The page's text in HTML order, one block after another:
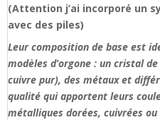
(Attention j’ai incorporé un
avec des piles)
Leur composition de base est
modèles d’orgone : un cristal
cuivre pur), des métaux et
qualité qui apportent leurs
métalliques dorées, cuivrées